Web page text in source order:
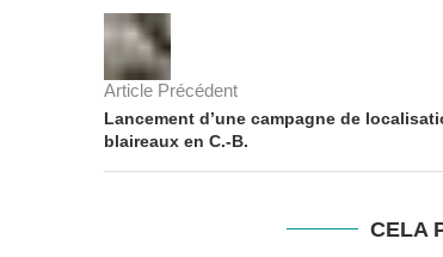
Article Précédent
Lancement d’une campagne de
blaireaux en C.-B.
CELA